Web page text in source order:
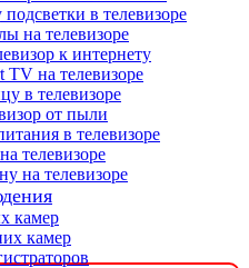
в телевизоре
на телевизоре
к интернету
TV на телевизоре
в телевизоре
от пыли
в телевизоре
телевизоре
на телевизоре
камер
камер